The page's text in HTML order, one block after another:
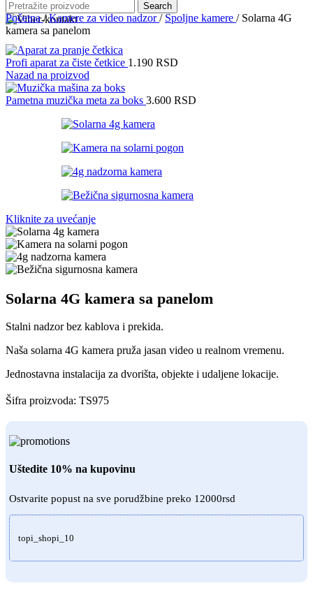
Search
Početna/ Kamere za video nadzor/ Spoljne kamere / Solarna 4G
kamera sa panelom
Profi aparat za čiste četkice 1.190 RSD
Nazad na proizvod
Pametna muzička meta za boks 3.600 RSD
Kliknite za uvećanje
Solarna 4G kamera sa panelom
Stalni nadzor bez kablova i prekida.
Naša solarna 4G kamera pruža jasan video u realnom vremenu.
Jednostavna instalacija za dvorišta, objekte i udaljene lokacije.
Šifra proizvoda: TS975
Uštedite 10% na kupovinu
Ostvarite popust na sve porudžbine preko 12000rsd
topi_shopi_10